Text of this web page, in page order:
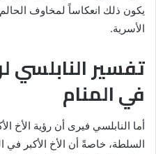
يكون ذلك انعكاساً لمخاوف
الأسرية.
تفسير النابلسي
في المنام
أما النابلسي فيرى أن رؤية الأخ
السلطة، خاصةً أن الأخ الأكبر في